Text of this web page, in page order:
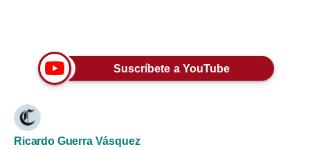
Suscríbete a YouTube
Ricardo Guerra Vásquez